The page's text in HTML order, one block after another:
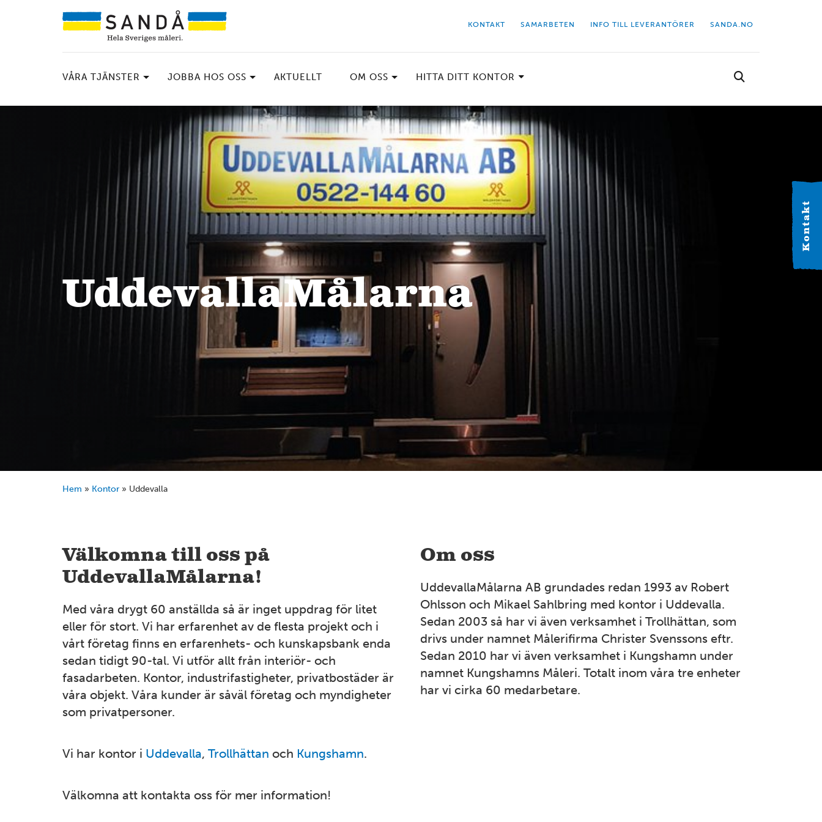
Kontakt
KONTAKT SAMARBETEN INFO TILL LEVERANTÖRER SANDA.NO
VÅRA TJÄNSTER JOBBA HOS OSS AKTUELLT OM OSS HITTA DITT KONTOR
Hitta dit närmaste kontor.
VÄSTERGÖTLAND
Alingsås
Industrigatan 2C 441 38 Alingsås Tel: 0322-63 41 20
Mer information
Mer information
VÄSTERGÖTLAND
Borås
Strömslundsgatan 3 507 62 Borås Tel: 070-378 99 04
Mer information
UddevallaMålarna
Hem » Kontor » Uddevalla
Välkomna till oss på
UddevallaMålarna!
Med våra drygt 60 anställda så är inget uppdrag för litet
eller för stort. Vi har erfarenhet av de flesta projekt och i
vårt företag finns en erfarenhets- och kunskapsbank enda
sedan tidigt 90-tal. Vi utför allt från interiör- och
fasadarbeten. Kontor, industrifastigheter, privatbostäder är
våra objekt. Våra kunder är såväl företag och myndigheter
som privatpersoner.
Vi har kontor i Uddevalla, Trollhättan och Kungshamn.
Välkomna att kontakta oss för mer information!
Om oss
UddevallaMålarna AB grundades redan 1993 av Robert
Ohlsson och Mikael Sahlbring med kontor i Uddevalla.
Sedan 2003 så har vi även verksamhet i Trollhättan, som
drivs under namnet Målerifirma Christer Svenssons eftr.
Sedan 2010 har vi även verksamhet i Kungshamn under
namnet Kungshamns Måleri. Totalt inom våra tre enheter
har vi cirka 60 medarbetare.